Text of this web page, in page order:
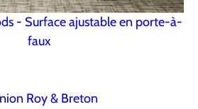
- Surface ajustable en porte-à-
faux
Roy & Breton